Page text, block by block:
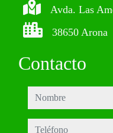
Avda. Las
38650 Arona
Contacto
nombre
teléfono